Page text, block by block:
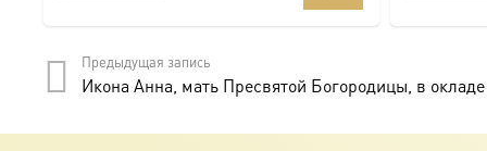
Купить икону можно онлайн.
Предыдущая запись
Икона Анна, мать Пресвятой Богородицы, в